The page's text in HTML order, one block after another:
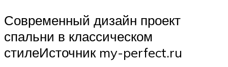
Современный дизайн проект
спальни в классическом
стилеИсточник my-perfect.ru